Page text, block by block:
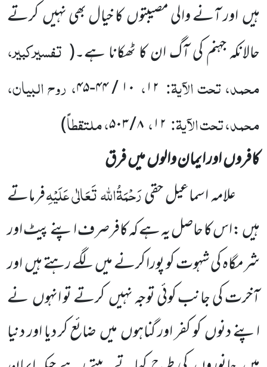
ہیں اور آنے والی مصیبتوں کا خیال بھی نہیں کرتے
حالانکہ جہنم کی آگ ان کا ٹھکانا ہے۔( تفسیرکبیر،
محمد، تحت الآیۃ: ۱۲، ۱۰ / ۴۴-۴۵
، روح البیان،
محمد، تحت الآیۃ: ۱۲،۸ / ۵۰۳ ، ملتقطاً)
کافروں اور ایمان والوں میں فرق
علامہ اسماعیل حقیرَحْمَۃُاللہ تَعَالٰی عَلَیْہِفرماتے
ہیں :اس کا حاصل یہ ہے کہ کافرصرف اپنے پیٹ اور
شرمگاہ کی شہوت کو پورا کرنے میں لگے رہتے ہیں اور
آخرت کی جانب کوئی توجہ نہیں کرتے تو انہوں نے
اپنے دنوں کو کفر اور گناہوں میں ضائع کر دیا اور دنیا